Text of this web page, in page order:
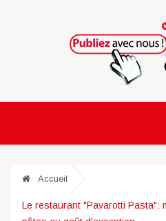
Accueil
Le restaurant "Pavarotti Pasta":